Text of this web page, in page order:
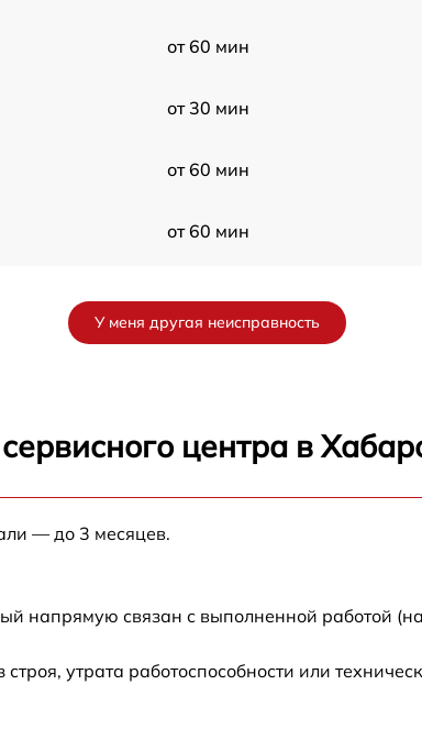
от 60 мин
от 30 мин
от 60 мин
от 60 мин
от 60 мин
от 60 мин
У меня другая неисправность
центра в
— до 3 месяцев.
напрямую связан с выполненной работой
утрата работоспособности или